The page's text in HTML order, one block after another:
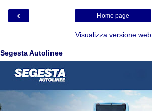
‹ Home page
Visualizza versione web
Segesta Autolinee